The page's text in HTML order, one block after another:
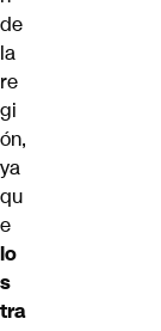
de
la
re
gi
ón,
ya
qu
e
lo
s
tra